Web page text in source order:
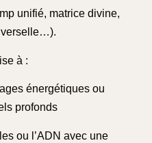
unifié, matrice divine,
à :
énergétiques ou
profonds
ou l’ADN avec une